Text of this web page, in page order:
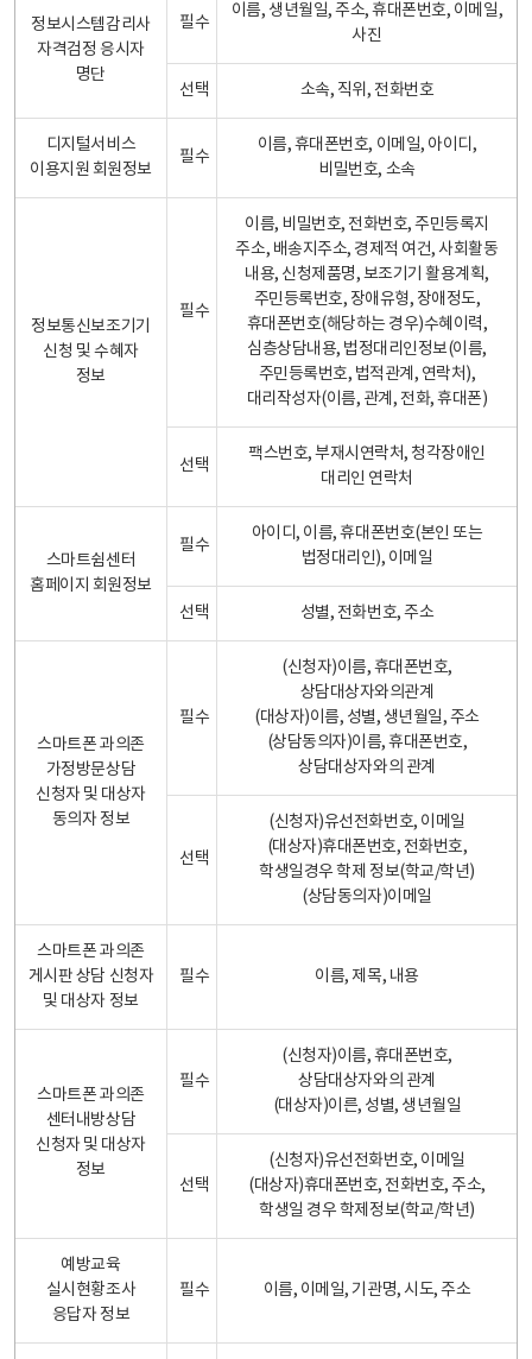
정보시스템감리사
자격검정 응시자
명단
필수
이름, 생년월일, 주소, 휴대폰번호, 이메일,
사진
선택 소속, 직위, 전화번호
디지털서비스
이용지원 회원정보
필수
이름, 휴대폰번호, 이메일, 아이디,
비밀번호, 소속
정보통신보조기기
신청 및 수혜자
정보
필수
이름, 비밀번호, 전화번호, 주민등록지
주소, 배송지주소, 경제적 여건, 사회활동
내용, 신청제품명, 보조기기 활용계획,
주민등록번호, 장애유형, 장애정도,
휴대폰번호(해당하는 경우)수혜이력,
심층상담내용, 법정대리인정보(이름,
주민등록번호, 법적관계, 연락처),
대리작성자(이름, 관계, 전화, 휴대폰)
선택
팩스번호, 부재시연락처, 청각장애인
대리인 연락처
스마트쉼센터
홈페이지 회원정보
필수
아이디, 이름, 휴대폰번호(본인 또는
법정대리인), 이메일
선택 성별, 전화번호, 주소
스마트폰 과의존
가정방문상담
신청자 및 대상자
동의자 정보
필수
(신청자)이름, 휴대폰번호,
상담대상자와의관계
(대상자)이름, 성별, 생년월일, 주소
(상담동의자)이름, 휴대폰번호,
상담대상자와의 관계
선택
(신청자)유선전화번호, 이메일
(대상자)휴대폰번호, 전화번호,
학생일경우 학제 정보(학교/학년)
(상담동의자)이메일
스마트폰 과의존
게시판 상담 신청자
및 대상자 정보
필수 이름, 제목, 내용
스마트폰 과의존
센터내방상담
신청자 및 대상자
정보
필수
(신청자)이름, 휴대폰번호,
상담대상자와의 관계
(대상자)이른, 성별, 생년월일
선택
(신청자)유선전화번호, 이메일
(대상자)휴대폰번호, 전화번호, 주소,
학생일 경우 학제정보(학교/학년)
예방교육
실시현황조사
응답자 정보
필수 이름, 이메일, 기관명, 시도, 주소